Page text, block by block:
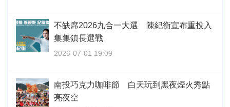
不缺席2026九合一大選 陳紀衡宣布重投入
集集鎮長選戰
2026-07-01 19:09
南投巧克力咖啡節 白天玩到黑夜煙火秀點
亮夜空